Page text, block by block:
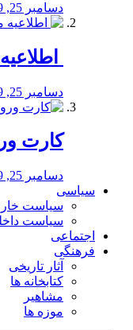
دسامبر 25, 2019
دسامبر 25, 2019
کارت
دسامبر 25, 2019
سیاسی
سیاست
سیاست
اجتماعی
فرهنگی
آثار تاریخی
کتابخانه ها
مشاهیر
موزه ها